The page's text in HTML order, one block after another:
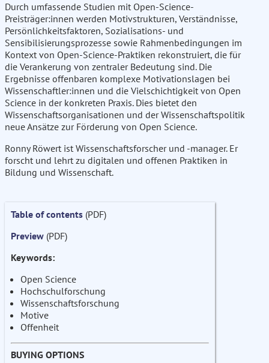
Durch umfassende Studien mit Open-Science-
Preisträger:innen werden Motivstrukturen, Verständnisse,
Persönlichkeitsfaktoren, Sozialisations- und
Sensibilisierungsprozesse sowie Rahmenbedingungen im
Kontext von Open-Science-Praktiken rekonstruiert, die für
die Verankerung von zentraler Bedeutung sind. Die
Ergebnisse offenbaren komplexe Motivationslagen bei
Wissenschaftler:innen und die Vielschichtigkeit von Open
Science in der konkreten Praxis. Dies bietet den
Wissenschaftsorganisationen und der Wissenschaftspolitik
neue Ansätze zur Förderung von Open Science.
Ronny Röwert ist Wissenschaftsforscher und -manager. Er
forscht und lehrt zu digitalen und offenen Praktiken in
Bildung und Wissenschaft.
Table of contents (PDF)
Preview (PDF)
Keywords:
Open Science
Hochschulforschung
Wissenschaftsforschung
Motive
Offenheit
BUYING OPTIONS